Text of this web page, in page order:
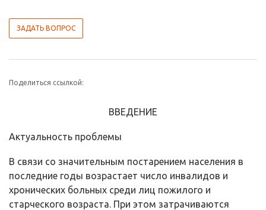
ЗАДАТЬ ВОПРОС
Поделиться ссылкой:
ВВЕДЕНИЕ
Актуальность проблемы
В связи со значительным постарением населения в
последние годы возрастает число инвалидов и
хронических больных среди лиц пожилого и
старческого возраста. При этом затрачиваются